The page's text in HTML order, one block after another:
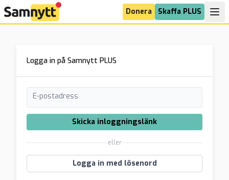
Donera Skaffa PLUS
Logga in på Samnytt PLUS
E-postadress
Skicka inloggningslänk
eller
Logga in med lösenord